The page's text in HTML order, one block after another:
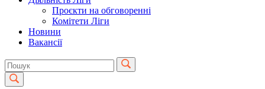
Проєкти на обговоренні
Комітети Ліги
Новини
Вакансії